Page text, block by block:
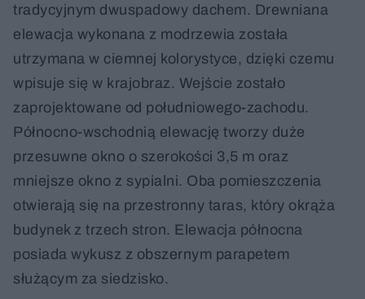
tradycyjnym dwuspadowy dachem. Drewniana
elewacja wykonana z modrzewia została
utrzymana w ciemnej kolorystyce, dzięki czemu
wpisuje się w krajobraz. Wejście zostało
zaprojektowane od południowego-zachodu.
Północno-wschodnią elewację tworzy duże
przesuwne okno o szerokości 3,5 m oraz
mniejsze okno z sypialni. Oba pomieszczenia
otwierają się na przestronny taras, który okrąża
budynek z trzech stron. Elewacja północna
posiada wykusz z obszernym parapetem
służącym za siedzisko.